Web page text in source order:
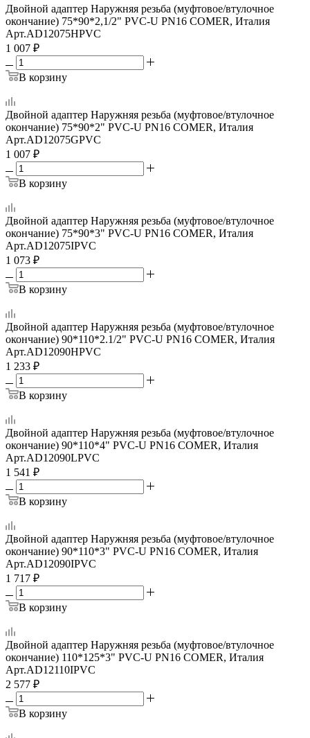
Двойной адаптер Наружняя резьба (муфтовое/втулочное
окончание) 75*90*2,1/2" PVC-U PN16 COMER, Италия
Арт.AD12075HPVC
1 007 ₽
В корзину
Двойной адаптер Наружняя резьба (муфтовое/втулочное
окончание) 75*90*2" PVC-U PN16 COMER, Италия
Арт.AD12075GPVC
1 007 ₽
В корзину
Двойной адаптер Наружняя резьба (муфтовое/втулочное
окончание) 75*90*3" PVC-U PN16 COMER, Италия
Арт.AD12075IPVC
1 073 ₽
В корзину
Двойной адаптер Наружняя резьба (муфтовое/втулочное
окончание) 90*110*2.1/2" PVC-U PN16 COMER, Италия
Арт.AD12090HPVC
1 233 ₽
В корзину
Двойной адаптер Наружняя резьба (муфтовое/втулочное
окончание) 90*110*4" PVC-U PN16 COMER, Италия
Арт.AD12090LPVC
1 541 ₽
В корзину
Двойной адаптер Наружняя резьба (муфтовое/втулочное
окончание) 90*110*3" PVC-U PN16 COMER, Италия
Арт.AD12090IPVC
1 717 ₽
В корзину
Двойной адаптер Наружняя резьба (муфтовое/втулочное
окончание) 110*125*3" PVC-U PN16 COMER, Италия
Арт.AD12110IPVC
2 577 ₽
В корзину